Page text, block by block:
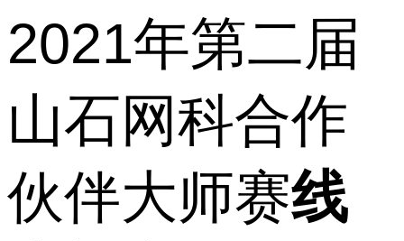
2021年第二届
山石网科合作
伙伴大师赛线